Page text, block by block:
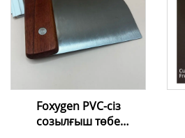
Foxygen PVC-сіз
созылғыш төбе